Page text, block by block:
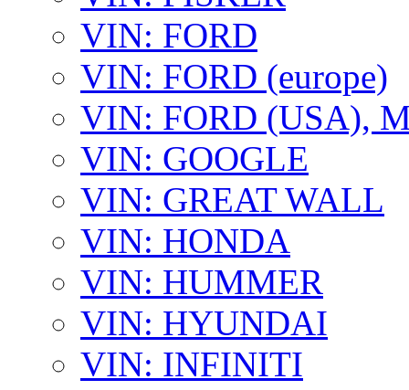
VIN: FORD
VIN: FORD (europe)
VIN: FORD (USA),
VIN: GOOGLE
VIN: GREAT WALL
VIN: HONDA
VIN: HUMMER
VIN: HYUNDAI
VIN: INFINITI